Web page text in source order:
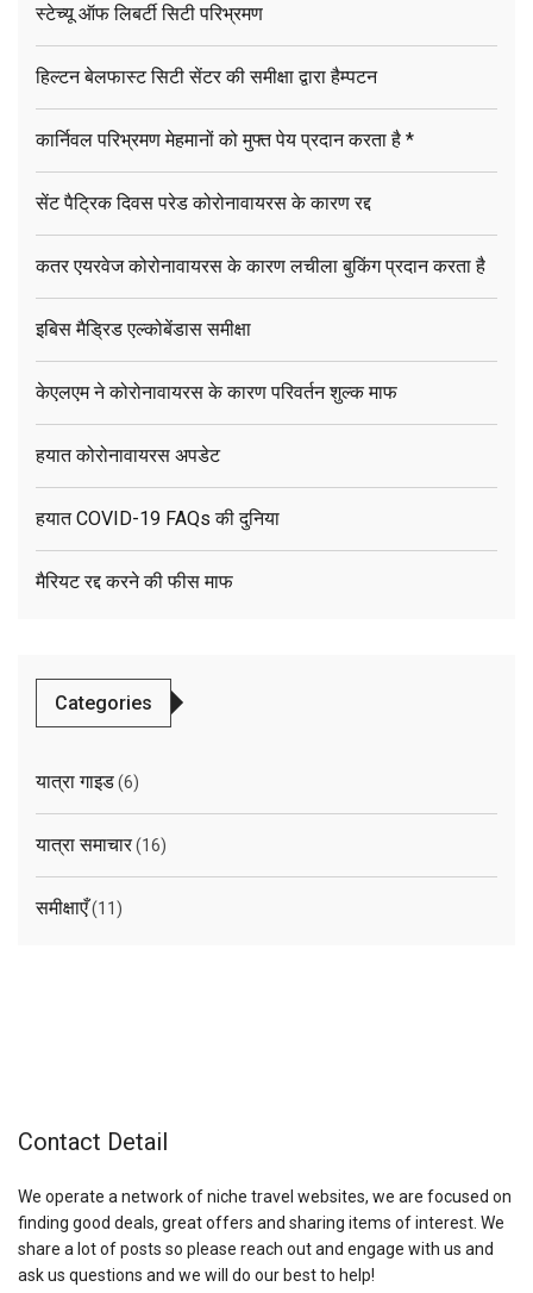
स्टेच्यू ऑफ लिबर्टी सिटी परिभ्रमण
हिल्टन बेलफास्ट सिटी सेंटर की समीक्षा द्वारा हैम्पटन
कार्निवल परिभ्रमण मेहमानों को मुफ्त पेय प्रदान करता है *
सेंट पैट्रिक दिवस परेड कोरोनावायरस के कारण रद्द
कतर एयरवेज कोरोनावायरस के कारण लचीला बुकिंग प्रदान करता है
इबिस मैड्रिड एल्कोबेंडास समीक्षा
केएलएम ने कोरोनावायरस के कारण परिवर्तन शुल्क माफ
हयात कोरोनावायरस अपडेट
हयात COVID-19 FAQs की दुनिया
मैरियट रद्द करने की फीस माफ
Categories
यात्रा गाइड(6)
यात्रा समाचार(16)
समीक्षाएँ(11)
Contact Detail
We operate a network of niche travel websites, we are focused on
finding good deals, great offers and sharing items of interest. We
share a lot of posts so please reach out and engage with us and
ask us questions and we will do our best to help!